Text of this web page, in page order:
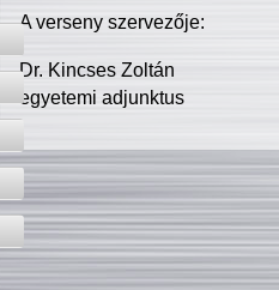
A verseny szervezője:
Dr. Kincses Zoltán
egyetemi adjunktus